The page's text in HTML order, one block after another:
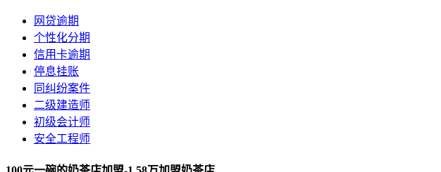
网贷逾期
个性化分期
信用卡逾期
停息挂账
同纠纷案件
二级建造师
初级会计师
安全工程师